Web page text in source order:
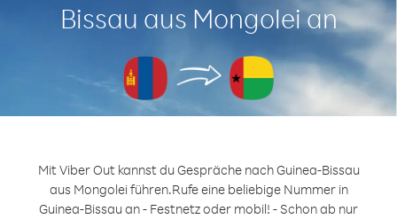
Bissau aus Mongolei an
Mit Viber Out kannst du Gespräche nach Guinea-Bissau
aus Mongolei führen.Rufe eine beliebige Nummer in
Guinea-Bissau an - Festnetz oder mobil! - Schon ab nur